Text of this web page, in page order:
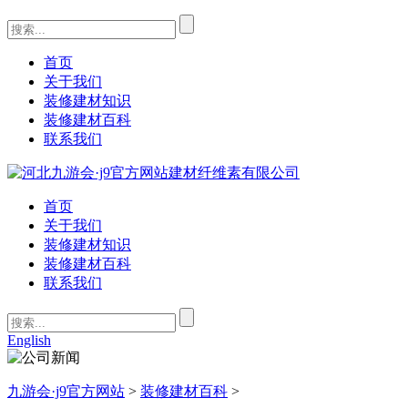
首页
关于我们
装修建材知识
装修建材百科
联系我们
首页
关于我们
装修建材知识
装修建材百科
联系我们
English
九游会·j9官方网站 > 装修建材百科 >